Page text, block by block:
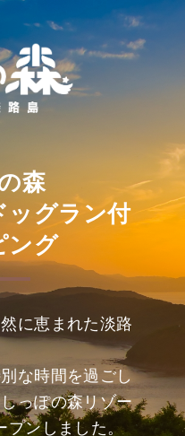
森
ッグラン付
ング
に恵まれた淡路
な時間を過ごし
っぽの森リゾー
プンしました。